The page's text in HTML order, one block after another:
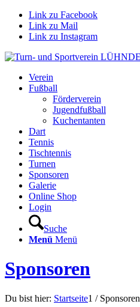
Link zu Facebook
Link zu Mail
Link zu Instagram
Verein
Fußball
Förderverein
Jugendfußball
Kuchentanten
Dart
Tennis
Tischtennis
Turnen
Sponsoren
Galerie
Online Shop
Login
Suche
Menü Menü
Sponsoren
Du bist hier: Startseite1 / Sponsoren